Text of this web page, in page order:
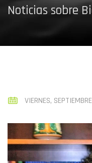
Noticias sobre
VIERNES,